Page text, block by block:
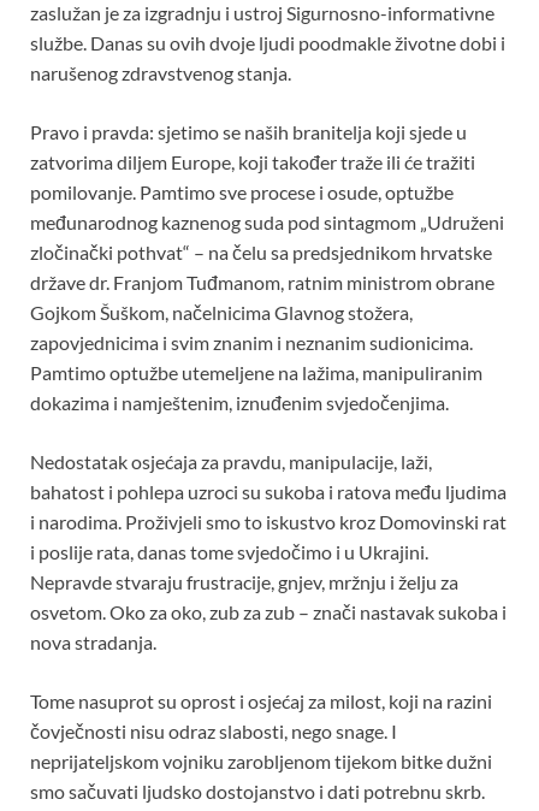
zaslužan je za izgradnju i ustroj Sigurnosno-informativne
službe. Danas su ovih dvoje ljudi poodmakle životne dobi i
narušenog zdravstvenog stanja.
Pravo i pravda: sjetimo se naših branitelja koji sjede u
zatvorima diljem Europe, koji također traže ili će tražiti
pomilovanje. Pamtimo sve procese i osude, optužbe
međunarodnog kaznenog suda pod sintagmom „Udruženi
zločinački pothvat“ – na čelu sa predsjednikom hrvatske
države dr. Franjom Tuđmanom, ratnim ministrom obrane
Gojkom Šuškom, načelnicima Glavnog stožera,
zapovjednicima i svim znanim i neznanim sudionicima.
Pamtimo optužbe utemeljene na lažima, manipuliranim
dokazima i namještenim, iznuđenim svjedočenjima.
Nedostatak osjećaja za pravdu, manipulacije, laži,
bahatost i pohlepa uzroci su sukoba i ratova među ljudima
i narodima. Proživjeli smo to iskustvo kroz Domovinski rat
i poslije rata, danas tome svjedočimo i u Ukrajini.
Nepravde stvaraju frustracije, gnjev, mržnju i želju za
osvetom. Oko za oko, zub za zub – znači nastavak sukoba i
nova stradanja.
Tome nasuprot su oprost i osjećaj za milost, koji na razini
čovječnosti nisu odraz slabosti, nego snage. I
neprijateljskom vojniku zarobljenom tijekom bitke dužni
smo sačuvati ljudsko dostojanstvo i dati potrebnu skrb.